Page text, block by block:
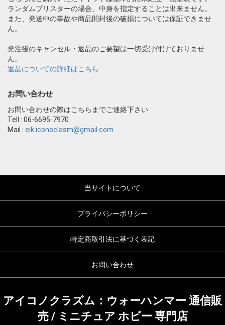
ランダムブリスターの場合、中身を指定することは出来ません。
また、発送中の事故や商品開封後の破損については保証できませ
ん。
発注後のキャンセル・返品のご要望は一切受け付けておりませ
ん。
返品についての詳細はこちら
お問い合わせ
お問い合わせの際はこちらまでご連絡下さい
Tell : 06-6695-7970
Mail : eik.iconoclasm@gmail.com
当サイトについて
プライバシーポリシー
特定商取引法に基づく表記
お問い合わせ
アイコノクラズム：ウォーハンマー 通信販
売 / ミニチュア ホビー 専門店